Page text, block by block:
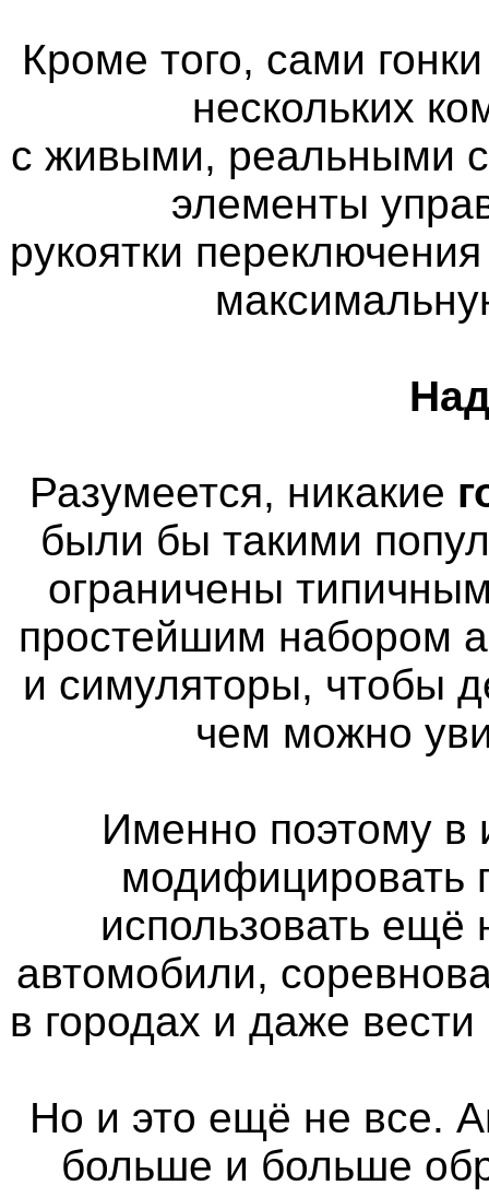
Кроме того, сами
нескольких
с живыми, реальными
элементы
рукоятки
Разумеется, никакие
были бы такими
ограничены
простейшим набором
и симуляторы, чтобы
чем можно
Именно поэтому в
модифицировать
использовать
автомобили,
в городах и даже
Но и это ещё не все.
больше и больше